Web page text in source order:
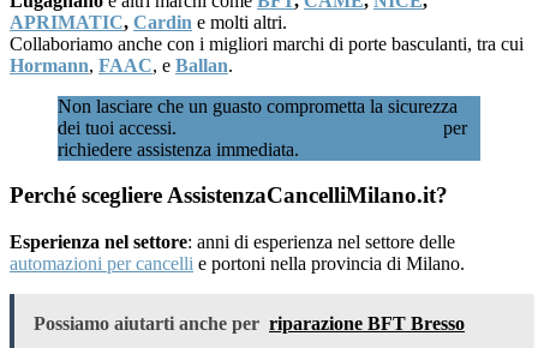
APRIMATIC, Cardin e molti altri.
Collaboriamo anche con i migliori marchi di porte basculanti, tra cui
Hormann, FAAC, e Ballan.
Non lasciare che un guasto comprometta la sicurezza
dei tuoi accessi.
per
richiedere assistenza immediata.
Perché scegliere AssistenzaCancelliMilano.it?
Esperienza nel settore: anni di esperienza nel settore delle
automazioni per cancelli e portoni nella provincia di Milano.
Possiamo aiutarti anche per riparazione BFT Bresso